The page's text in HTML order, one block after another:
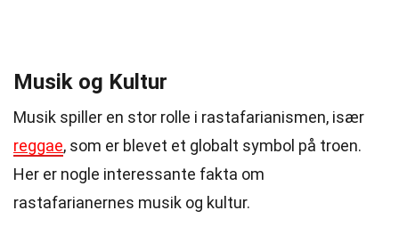
Musik og Kultur
Musik spiller en stor rolle i rastafarianismen, især
reggae, som er blevet et globalt symbol på troen.
Her er nogle interessante fakta om
rastafarianernes musik og kultur.